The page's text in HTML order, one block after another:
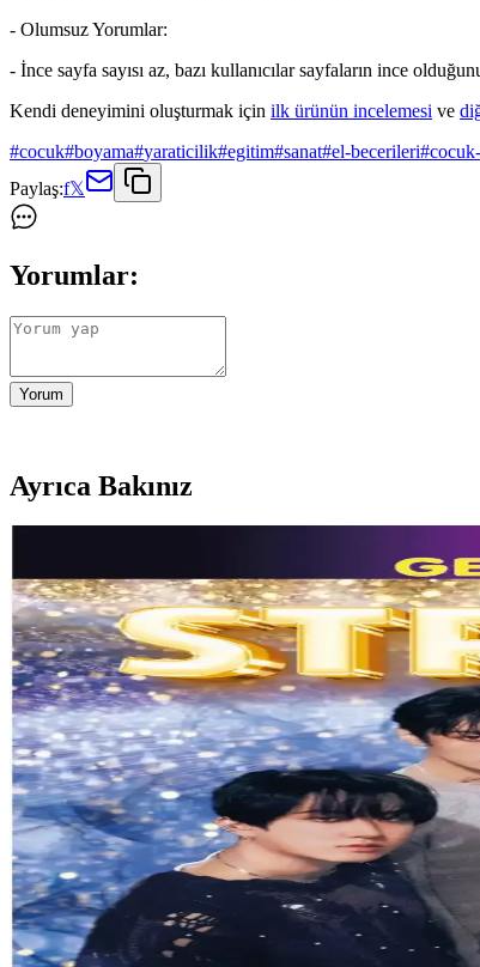
- Olumsuz Yorumlar:
- İnce sayfa sayısı az, bazı kullanıcılar sayfaların ince
Kendi deneyimini oluşturmak için ilk ürünün incelemesi ve
#cocuk#boyama#yaraticilik#egitim#sanat#el-becerileri#
Paylaş:f𝕏
Yorumlar:
Yorum
Ayrıca Bakınız
Çocuklar İçin Anemone Kazak: Renkli Örgü
Anemone Kazak örneği üzerinden çocuklar için renkli örgü
E-LİFE HOME Çocuk Pateni Ayarlanabilir ve
E-LİFE HOME çocuk pateni, ayarlanabilir yapısı ve
Decathlon Mavi Turuncu Çocuk Yüzücü
Decathlon'un çocuklar için tasarladığı mavi turuncu yüzücü
Bigpoint Jel Mum Boya Fosforlu 5 Renk
Bigpoint Jel Mum Boya Fosforlu 5 Renk, güvenli, parlak ve
Stabilo Dondurma Sevimli Havuç ve Mini